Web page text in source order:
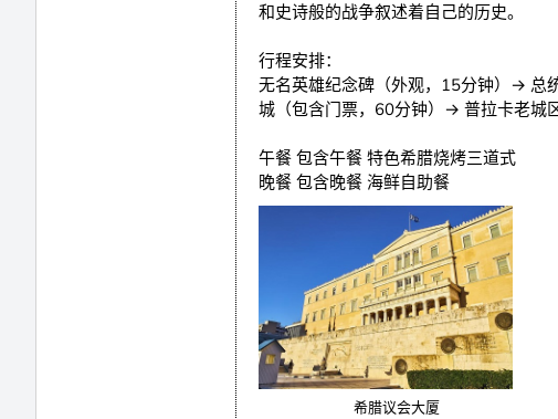
和史诗般的战争叙述着自己的历史。
行程安排：
无名英雄纪念碑（外观，15分钟）→ 总
城（包含门票，60分钟）→ 普拉卡老城
午餐 包含午餐 特色希腊烧烤三道式
晚餐 包含晚餐 海鲜自助餐
希腊议会大厦